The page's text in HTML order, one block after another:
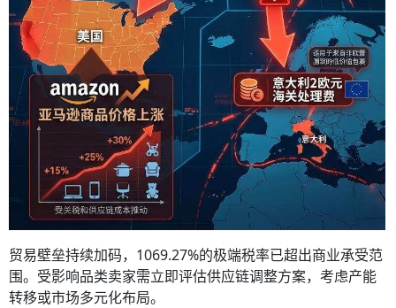
贸易壁垒持续加码，1069.27%的极端税率已超出商业承受范
围。受影响品类卖家需立即评估供应链调整方案，考虑产能
转移或市场多元化布局。